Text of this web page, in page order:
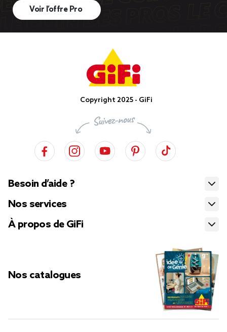
Voir l’offre Pro
Copyright 2025 - GiFi
Besoin d’aide ?
Nos services
À propos de GiFi
Nos catalogues